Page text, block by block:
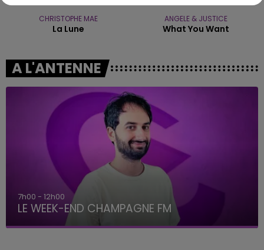
CHRISTOPHE MAE
La Lune
ANGELE & JUSTICE
What You Want
A L'ANTENNE
7h00 - 12h00
LE WEEK-END CHAMPAGNE FM